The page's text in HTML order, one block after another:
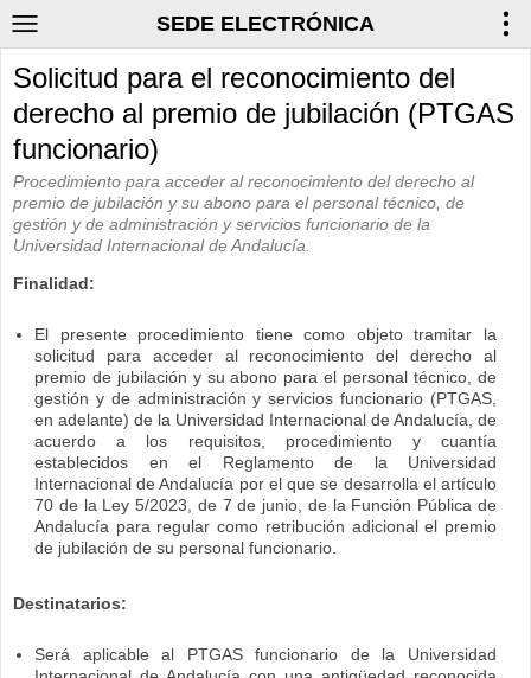
SEDE ELECTRÓNICA
Solicitud para el reconocimiento del
derecho al premio de jubilación (PTGAS
funcionario)
Procedimiento para acceder al reconocimiento del derecho al
premio de jubilación y su abono para el personal técnico, de
gestión y de administración y servicios funcionario de la
Universidad Internacional de Andalucía.
Finalidad:
El presente procedimiento tiene como objeto tramitar la
solicitud para acceder al reconocimiento del derecho al
premio de jubilación y su abono para el personal técnico, de
gestión y de administración y servicios funcionario (PTGAS,
en adelante) de la Universidad Internacional de Andalucía, de
acuerdo a los requisitos, procedimiento y cuantía
establecidos en el Reglamento de la Universidad
Internacional de Andalucía por el que se desarrolla el artículo
70 de la Ley 5/2023, de 7 de junio, de la Función Pública de
Andalucía para regular como retribución adicional el premio
de jubilación de su personal funcionario.
Destinatarios:
Será aplicable al PTGAS funcionario de la Universidad